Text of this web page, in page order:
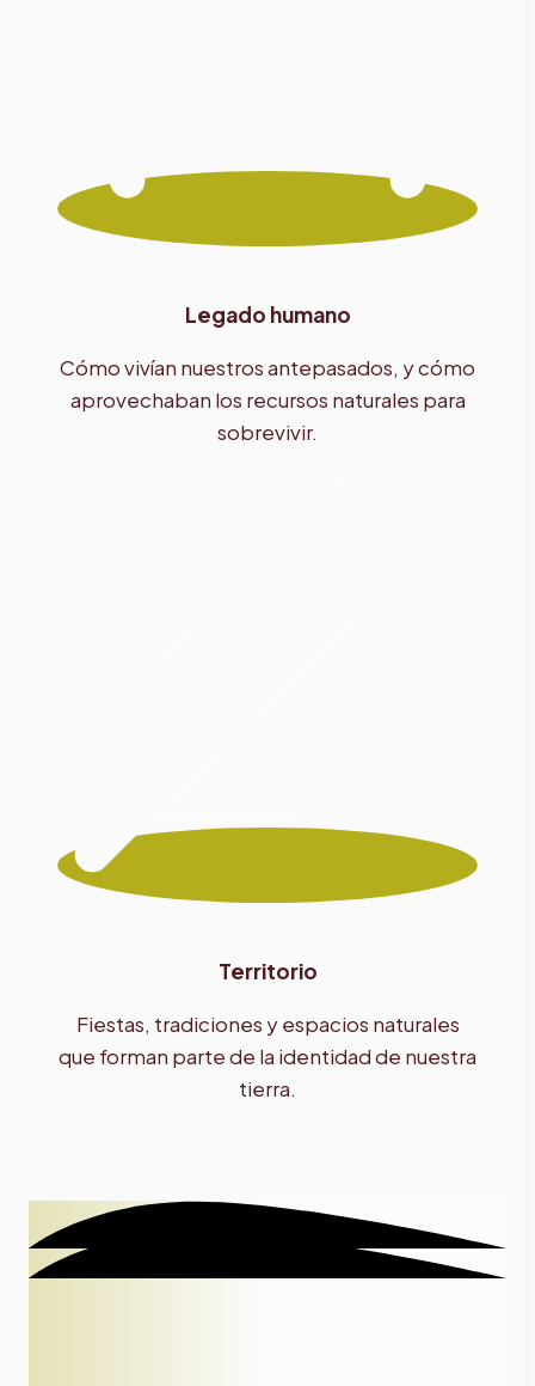
Legado humano
Cómo vivían nuestros antepasados, y cómo
aprovechaban los recursos naturales para
sobrevivir.
Territorio
Fiestas, tradiciones y espacios naturales
que forman parte de la identidad de nuestra
tierra.